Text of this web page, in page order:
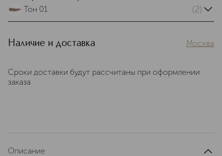
Тон 01
(2)
Наличие и доставка Москва
Сроки доставки будут рассчитаны при оформлении
заказа
Описание